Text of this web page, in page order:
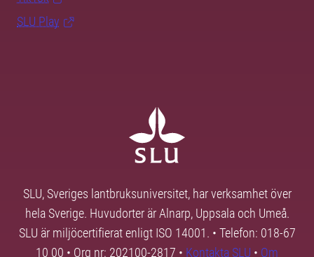
SLU Play
SLU, Sveriges lantbruksuniversitet, har verksamhet över
hela Sverige. Huvudorter är Alnarp, Uppsala och Umeå.
SLU är miljöcertifierat enligt ISO 14001. • Telefon: 018-67
10 00 • Org nr: 202100-2817 • Kontakta SLU • Om